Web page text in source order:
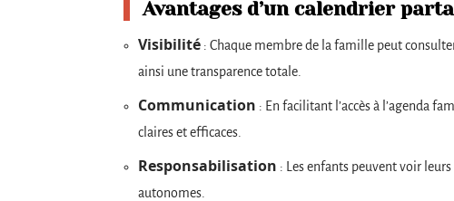
Avantages d’un calendrier
Visibilité : Chaque membre de la famille peut
ainsi une transparence totale.
Communication : En facilitant l’accès à l’agenda
claires et efficaces.
Responsabilisation : Les enfants peuvent voir
autonomes.